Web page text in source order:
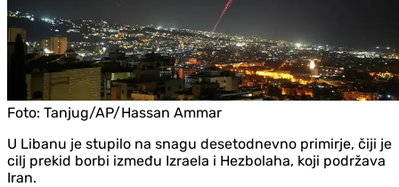
Foto: Tanjug/AP/Hassan Ammar
U Libanu je stupilo na snagu desetodnevno primirje, čiji je
cilj prekid borbi između Izraela i Hezbolaha, koji podržava
Iran.